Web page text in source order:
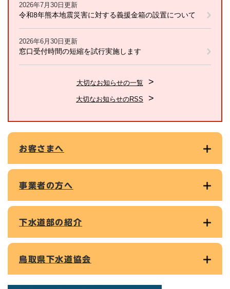
2026年7月30日更新
令和8年熊本地震災害に対する義援金箱の設置について
2026年6月30日更新
窓口受付時間の短縮を試行実施します
大切なお知らせの一覧
大切なお知らせのRSS
お客さまへ
事業者の方へ
下水道部の紹介
鳥取県下水道協会